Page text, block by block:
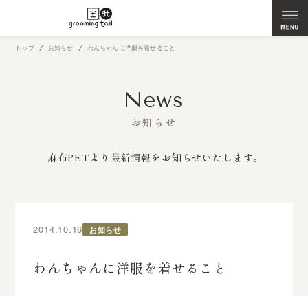
トップ お知らせ わんちゃんに洋服を着せること
News
お知らせ
麻布PETより最新情報をお知らせいたします。
2014.10.16 お知らせ
わんちゃんに洋服を着せること